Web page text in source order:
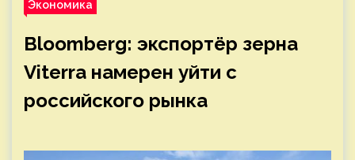
Экономика
Bloomberg: экспортёр зерна
Viterra намерен уйти с
российского рынка